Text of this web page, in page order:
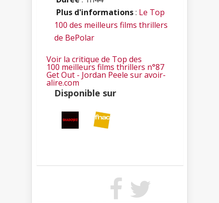
Plus d'informations: Le Top
100 des meilleurs films thrillers
de BePolar
Voir la critique de Top des
100 meilleurs films thrillers n°87
Get Out - Jordan Peele sur avoir-
alire.com
Disponible sur